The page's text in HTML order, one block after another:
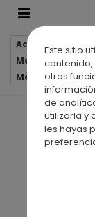
Este sitio
contenido,
otras
de
utilizarla y
les hayas
Accueil
Meubles salle
Meuble de salle